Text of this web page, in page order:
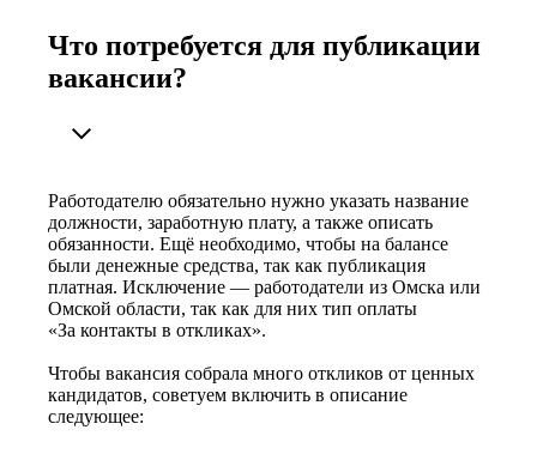
Что потребуется для публикации
вакансии?
Работодателю обязательно нужно указать название
должности, заработную плату, а также описать
обязанности. Ещё необходимо, чтобы на балансе
были денежные средства, так как публикация
платная. Исключение — работодатели из Омска или
Омской области, так как для них тип оплаты
«За контакты в откликах».
Чтобы вакансия собрала много откликов от ценных
кандидатов, советуем включить в описание
следующее: